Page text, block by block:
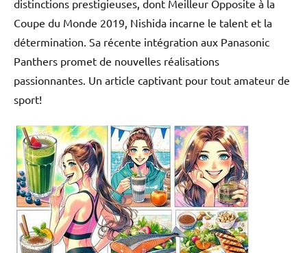
distinctions prestigieuses, dont Meilleur Opposite à la
Coupe du Monde 2019, Nishida incarne le talent et la
détermination. Sa récente intégration aux Panasonic
Panthers promet de nouvelles réalisations
passionnantes. Un article captivant pour tout amateur de
sport!